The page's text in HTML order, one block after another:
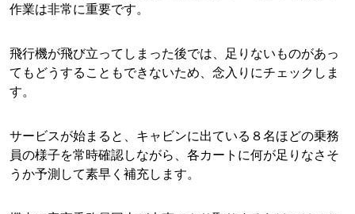
作業は非常に重要です。
飛行機が飛び立ってしまった後では、足りないものがあっ
てもどうすることもできないため、念入りにチェックしま
す。
サービスが始まると、キャビンに出ている８名ほどの乗務
員の様子を常時確認しながら、各カートに何が足りなさそ
うか予測して素早く補充します。